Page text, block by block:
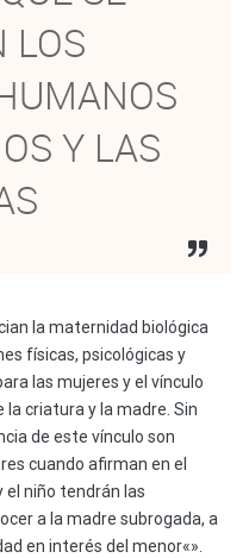
LOS
Y LAS
la maternidad biológica
físicas, psicológicas y
las mujeres y el vínculo
criatura y la madre. Sin
de este vínculo son
cuando afirman en el
el niño tendrán las
a la madre subrogada, a
en interés del menor«».